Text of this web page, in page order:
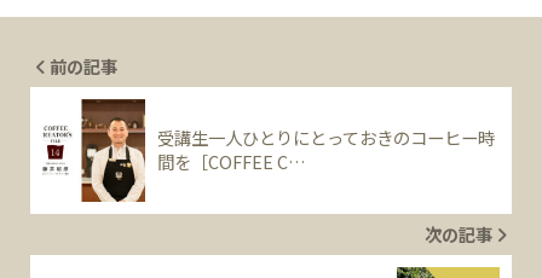
前の記事
受講生一人ひとりにとっておきのコーヒー時
間を［COFFEE C…
次の記事